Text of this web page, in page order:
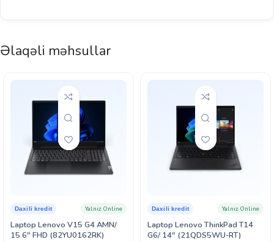
Əlaqəli məhsullar
Laptop Lenovo V15 G4 AMN/
15.6″ FHD (82YU0162RK)
Daxili kredit Yalnız Online
Laptop Lenovo ThinkPad T14
G6/ 14″ (21QDS5WU-RT)
Daxili kredit Yalnız Online